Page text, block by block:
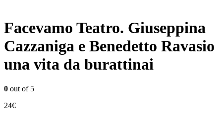
Facevamo Teatro. Giuseppina
Cazzaniga e Benedetto Ravasio
una vita da burattinai
0 out of 5
24€